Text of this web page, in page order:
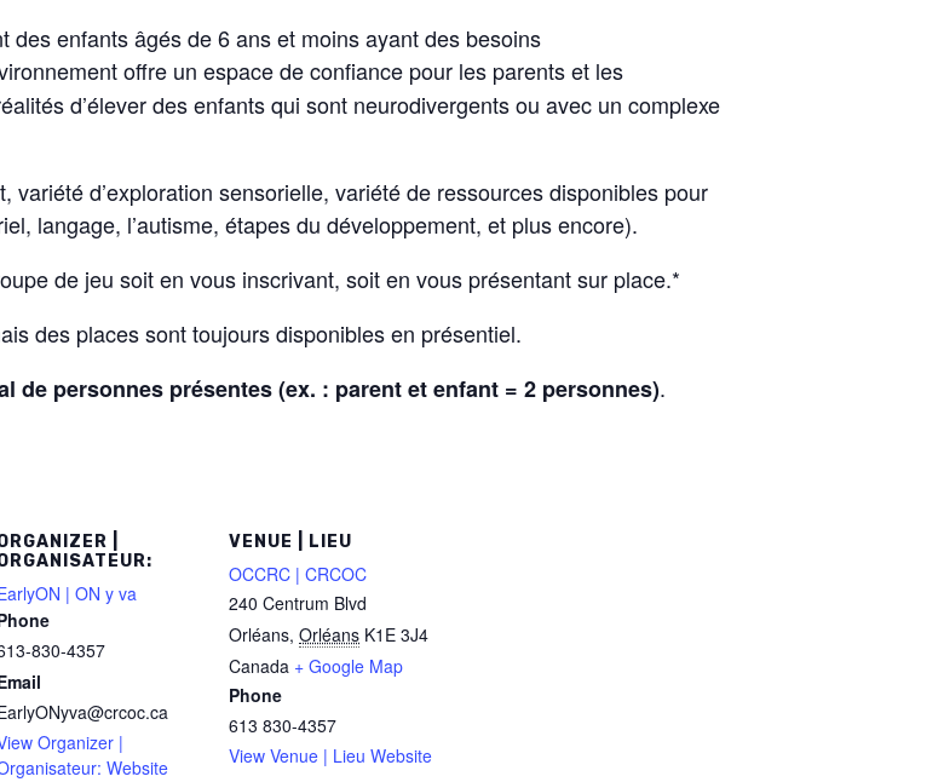
enfants âgés de 6 ans et moins ayant des besoins
offre un espace de confiance pour les parents et les
d’élever des enfants qui sont neurodivergents ou avec un complexe
variété d’exploration sensorielle, variété de ressources disponibles pour
langage, l’autisme, étapes du développement, et plus encore).
de jeu soit en vous inscrivant, soit en vous présentant sur place.*
des places sont toujours disponibles en présentiel.
de personnes présentes (ex. : parent et enfant = 2 personnes).
|
| ON y va
830-4357
Organizer |
Website
VENUE | LIEU
OCCRC | CRCOC
240 Centrum Blvd
Orléans, Orléans K1E 3J4
Canada + Google Map
Phone
613 830-4357
View Venue | Lieu Website